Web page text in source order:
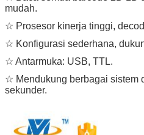
mudah.
☆ Prosesor kinerja tinggi,
☆ Konfigurasi sederhana,
☆ Antarmuka: USB, TTL.
☆ Mendukung berbagai sistem
sekunder.